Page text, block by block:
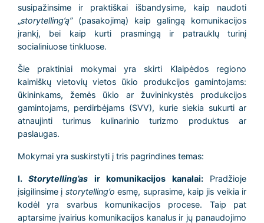
susipažinsime ir praktiškai išbandysime, kaip naudoti
„storytelling’ą”(pasakojimą) kaip galingą komunikacijos
įrankį, bei kaip kurti prasmingą ir patrauklų turinį
socialiniuose tinkluose.
Šie praktiniai mokymai yra skirti Klaipėdos regiono
kaimiškų vietovių vietos ūkio produkcijos gamintojams:
ūkininkams, žemės ūkio ar žuvininkystės produkcijos
gamintojams, perdirbėjams (SVV), kurie siekia sukurti ar
atnaujinti turimus kulinarinio turizmo produktus ar
paslaugas.
Mokymai yra suskirstyti į tris pagrindines temas:
I.Storytelling’as ir komunikacijos kanalai:Pradžioje
įsigilinsime į storytelling’o esmę, suprasime, kaip jis veikia ir
kodėl yra svarbus komunikacijos procese. Taip pat
aptarsime įvairius komunikacijos kanalus ir jų panaudojimo